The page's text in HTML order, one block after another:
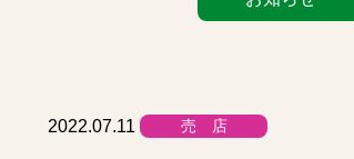
リ
2022.07.11 売 店